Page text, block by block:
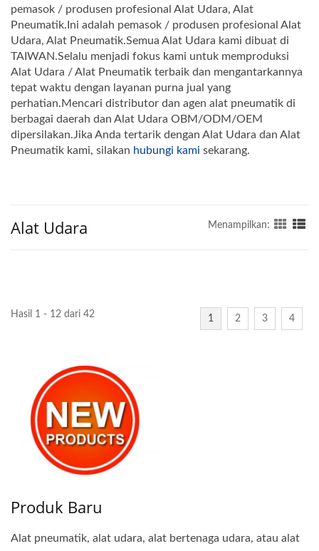
pemasok / produsen profesional Alat Udara, Alat
Pneumatik.Ini adalah pemasok / produsen profesional Alat
Udara, Alat Pneumatik.Semua Alat Udara kami dibuat di
TAIWAN.Selalu menjadi fokus kami untuk memproduksi
Alat Udara / Alat Pneumatik terbaik dan mengantarkannya
tepat waktu dengan layanan purna jual yang
perhatian.Mencari distributor dan agen alat pneumatik di
berbagai daerah dan Alat Udara OBM/ODM/OEM
dipersilakan.Jika Anda tertarik dengan Alat Udara dan Alat
Pneumatik kami, silakan hubungi kami sekarang.
Alat Udara Menampilkan:
Hasil 1 - 12 dari 42 1 2 3 4
Produk Baru
Alat pneumatik, alat udara, alat bertenaga udara, atau alat